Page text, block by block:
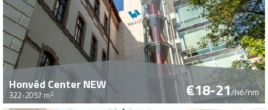
Honvéd Center NEW
322-2057 m2 €18-21/hó/nm